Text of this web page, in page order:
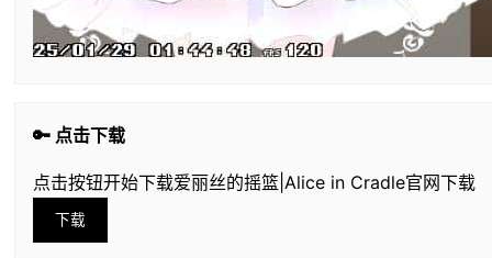
🔑 点击下载
点击按钮开始下载爱丽丝的摇篮|Alice in Cradle官网下载
下载